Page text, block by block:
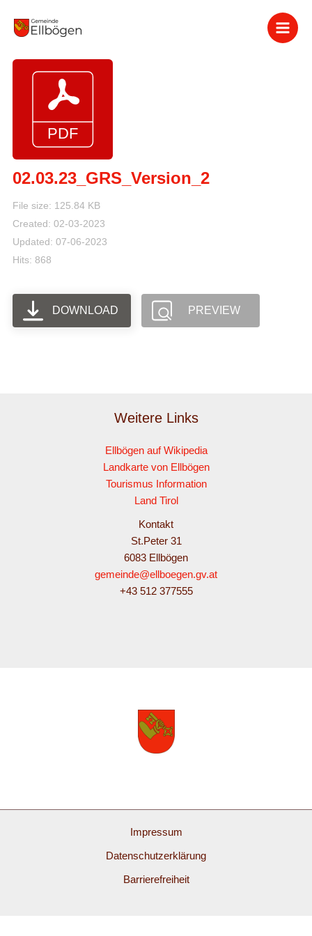
Inhalt
02.03.23_GRS_Version_2
File size: 125.84 KB
Created: 02-03-2023
Updated: 07-06-2023
Hits: 868
DOWNLOAD PREVIEW
Weitere Links
Ellbögen auf Wikipedia
Landkarte von Ellbögen
Tourismus Information
Land Tirol
Kontakt
St.Peter 31
6083 Ellbögen
gemeinde@ellboegen.gv.at
+43 512 377555
Impressum
Datenschutzerklärung
Barrierefreiheit